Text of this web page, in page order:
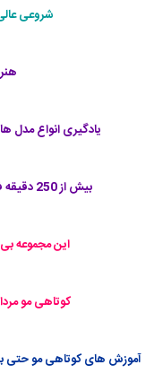
شروعی
یادگیری انواع مدل
بیش از 250 دقیقه فیلم آموزشی فارسی ارزشمند سطح 1 جهانی
این مجموعه
کوتاهی مو
آموزش های کوتاهی مو حتی